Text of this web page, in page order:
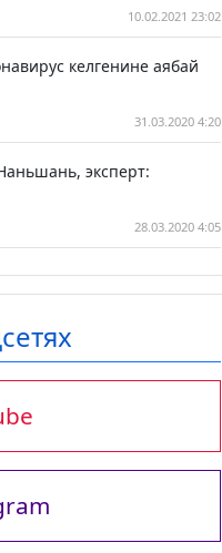
10.02.2021 23:02
келгенине аябай
31.03.2020 4:20
эксперт:
28.03.2020 4:05